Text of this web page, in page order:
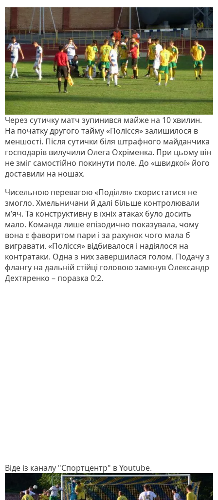
Через сутичку матч зупинився майже на 10 хвилин.
На початку другого тайму «Полісся» залишилося в
меншості. Після сутички біля штрафного майданчика
господарів вилучили Олега Охріменка. При цьому він
не зміг самостійно покинути поле. До «швидкої» його
доставили на ношах.
Чисельною перевагою «Поділля» скористатися не
змогло. Хмельничани й далі більше контролювали
м’яч. Та конструктивну в їхніх атаках було досить
мало. Команда лише епізодично показувала, чому
вона є фаворитом пари і за рахунок чого мала б
вигравати. «Полісся» відбивалося і надіялося на
контратаки. Одна з них завершилася голом. Подачу з
флангу на дальній стійці головою замкнув Олександр
Дехтяренко – поразка 0:2.
Віде із каналу "Спортцентр" в Youtube.